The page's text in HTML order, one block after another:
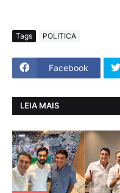
Tags POLITICA
Facebook
LEIA MAIS